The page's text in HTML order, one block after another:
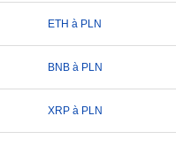
ETH à PLN
BNB à PLN
XRP à PLN